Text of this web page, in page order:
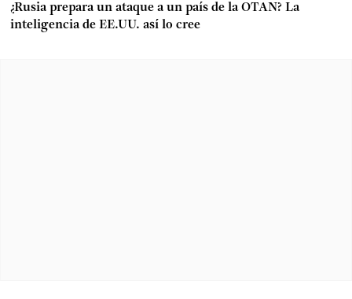
¿Rusia prepara un ataque a un país de la OTAN? La
inteligencia de EE.UU. así lo cree